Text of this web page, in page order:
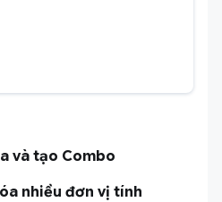
và tạo Combo
nhiều đơn vị tính